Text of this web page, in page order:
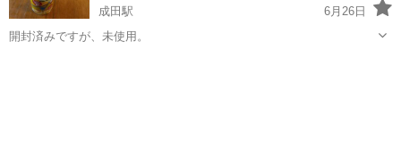
成田駅
6月26日
開封済みですが、未使用。